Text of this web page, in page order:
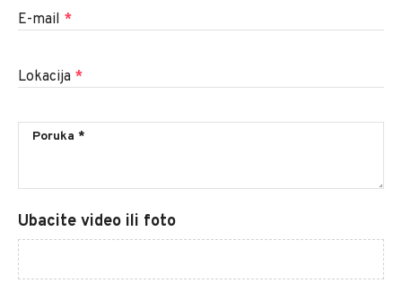
E-mail *
Lokacija *
Ubacite video ili foto